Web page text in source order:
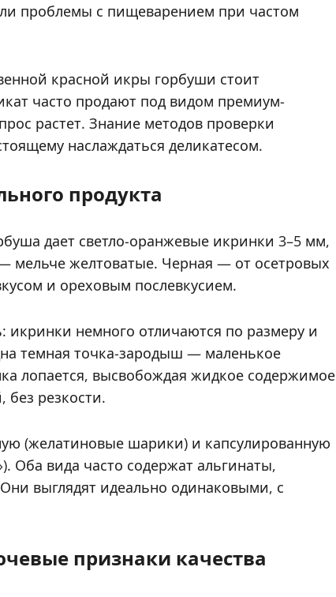
проблемы с пищеварением при частом
красной икры горбуши стоит
часто продают под видом премиум-
растет. Знание методов проверки
наслаждаться деликатесом.
продукта
дает светло-оранжевые икринки 3–5 мм,
желтоватые. Черная — от осетровых
и ореховым послевкусием.
икринки немного отличаются по размеру и
темная точка-зародыш — маленькое
лопается, высвобождая жидкое содержимое
резкости.
(желатиновые шарики) и капсулированную
Оба вида часто содержат альгинаты,
выглядят идеально одинаковыми, с
признаки качества